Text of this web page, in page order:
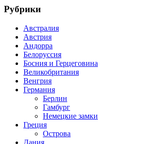
Рубрики
Австралия
Австрия
Андорра
Белоруссия
Босния и Герцеговина
Великобритания
Венгрия
Германия
Берлин
Гамбург
Немецкие замки
Греция
Острова